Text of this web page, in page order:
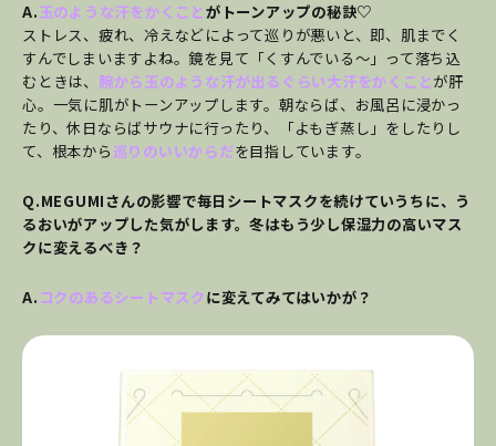
A.玉のような汗をかくことがトーンアップの秘訣♡
ストレス、疲れ、冷えなどによって巡りが悪いと、即、肌までく
すんでしまいますよね。鏡を見て「くすんでいる～」って落ち込
むときは、 腕から玉のような汗が出るぐらい大汗をかくことが肝
心。一気に肌がトーンアップします。朝ならば、お風呂に浸かっ
たり、休日ならばサウナに行ったり、「よもぎ蒸し」をしたりし
て、根本から巡りのいいからだを目指しています。
Q.MEGUMIさんの影響で毎日シートマスクを続けていうちに、う
るおいがアップした気がします。冬はもう少し保湿力の高いマス
クに変えるべき？
A. コクのあるシートマスクに変えてみてはいかが？